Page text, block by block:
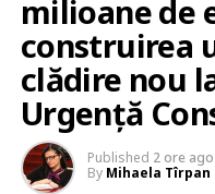
milioane de
construirea
clădire nou
Urgență
Published 2 ore ago
By Mihaela Tîrpan